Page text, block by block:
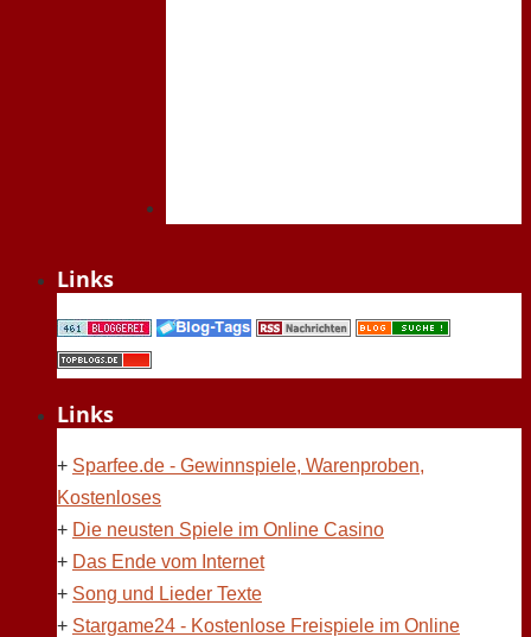
Links
Links
+ Sparfee.de - Gewinnspiele, Warenproben,
Kostenloses
+ Die neusten Spiele im Online Casino
+ Das Ende vom Internet
+ Song und Lieder Texte
+ Stargame24 - Kostenlose Freispiele im Online